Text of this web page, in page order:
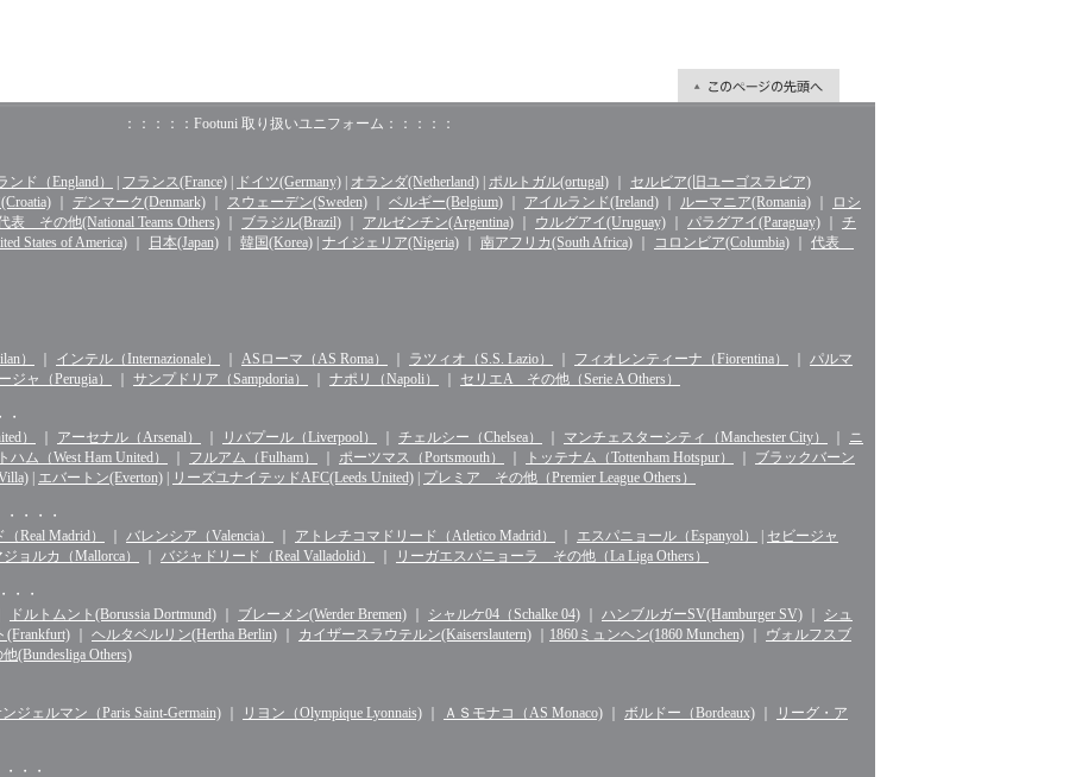
：：：：：Footuni 取り扱いユニフォーム：：：：：
ンド（England） フランス(France) ドイツ(Germany) オランダ(Netherland) ポルトガル(ortugal)
セルビア(旧ユーゴスラビア)
デンマーク(Denmark) スウェーデン(Sweden) ベルギー(Belgium) アイルランド(Ireland) ルーマニア(Romania)
ロシ
表 その他(National Teams Others) ブラジル(Brazil) アルゼンチン(Argentina) ウルグアイ(Uruguay) パラグアイ(Paraguay)
チ
States of America) 日本(Japan) 韓国(Korea) ナイジェリア(Nigeria) 南アフリカ(South Africa) コロンビア(Columbia)
代表
） インテル（Internazionale） ASローマ（AS Roma） ラツィオ（S.S. Lazio） フィオレンティーナ（Fiorentina）
パルマ
ジャ（Perugia） サンプドリア（Sampdoria） ナポリ（Napoli） セリエA その他（Serie A Others）
）
アーセナル（Arsenal） リバプール（Liverpool） チェルシー（Chelsea） マンチェスターシティ（Manchester City）
ニ
ハム（West Ham United） フルアム（Fulham） ポーツマス（Portsmouth） トッテナム（Tottenham Hotspur）
ブラックバーン
エバートン(Everton) リーズユナイテッドAFC(Leeds United) プレミア その他（Premier League Others）
・・・
Real Madrid） バレンシア（Valencia） アトレチコマドリード（Atletico Madrid） エスパニョール（Espanyol）
セビージャ
ジョルカ（Mallorca） バジャドリード（Real Valladolid） リーガエスパニョーラ その他（La Liga Others）
・・
ドルトムント(Borussia Dortmund) ブレーメン(Werder Bremen) シャルケ04（Schalke 04) ハンブルガーSV(Hamburger SV)
シュ
(Frankfurt) ヘルタベルリン(Hertha Berlin) カイザースラウテルン(Kaiserslautern) 1860ミュンヘン(1860 Munchen)
ヴォルフスブ
(Bundesliga Others)
ジェルマン（Paris Saint-Germain) リヨン（Olympique Lyonnais) ＡＳモナコ（AS Monaco) ボルドー（Bordeaux)
リーグ・ア
・・